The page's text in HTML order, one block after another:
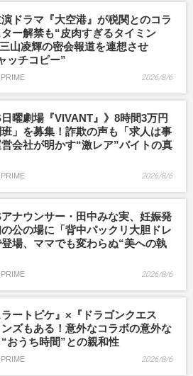
ドラマ『大空港』が税関とのコラ
ー解禁も“皮肉すぎるタイミン
山凌輝の密会報道を連想させ
ッチコピー”
2026/8/6
日曜劇場『VIVANT』》8時間3万円
」を募集！詐欺の声も「求人は事
会社が明かす“激レア”バイトの真
2026/8/6
ナウンサー・田中みな実、妊娠発
公の場に「背中パックリ大胆ドレ
登場、ママでも変わらぬ“美への執
2026/8/6
ラートピケ』×『ドラゴンクエス
ンズもある！意外なコラボの意外な
おうち時間”との親和性
2026/8/6